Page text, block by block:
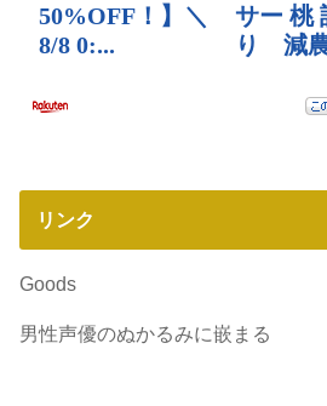
リンク
Goods
男性声優のぬかるみに嵌まる